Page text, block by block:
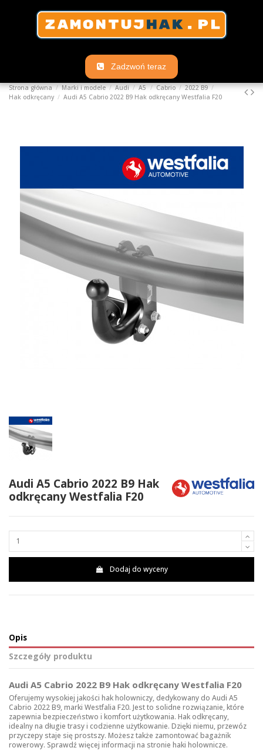
Zadzwoń teraz
Strona główna Marki i modele Audi A5 Cabrio
2022 B9
Hak odkręcany
Audi A5 Cabrio 2022 B9 Hak odkręcany Westfalia F20
Audi A5 Cabrio 2022 B9 Hak
odkręcany Westfalia F20
Dodaj do wyceny
Opis
Szczegóły produktu
Audi A5 Cabrio 2022 B9 Hak odkręcany Westfalia F20
Oferujemy wysokiej jakości hak holowniczy, dedykowany do Audi A5
Cabrio 2022 B9, marki Westfalia F20. Jest to solidne rozwiązanie, które
zapewnia bezpieczeństwo i komfort użytkowania. Hak odkręcany,
idealny na długie trasy i codzienne użytkowanie. Dzięki niemu, przewóz
przyczepy staje się prostszy. Możesz także zamontować bagażnik
rowerowy. Sprawdź więcej informacji na stronie haki holownicze.